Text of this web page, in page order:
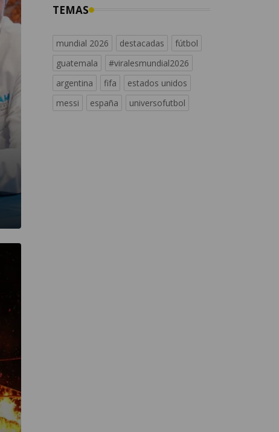
TEMAS
mundial 2026 destacadas
fútbol
guatemala
#viralesmundial2026
argentina
fifa
estados unidos
messi
españa universofutbol